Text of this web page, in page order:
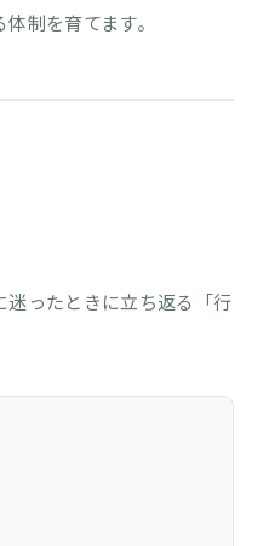
制を育てます。
ったときに立ち返る「行